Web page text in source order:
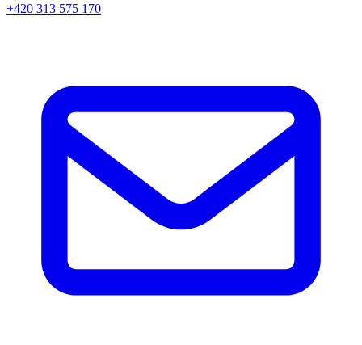
+420 313 575 170